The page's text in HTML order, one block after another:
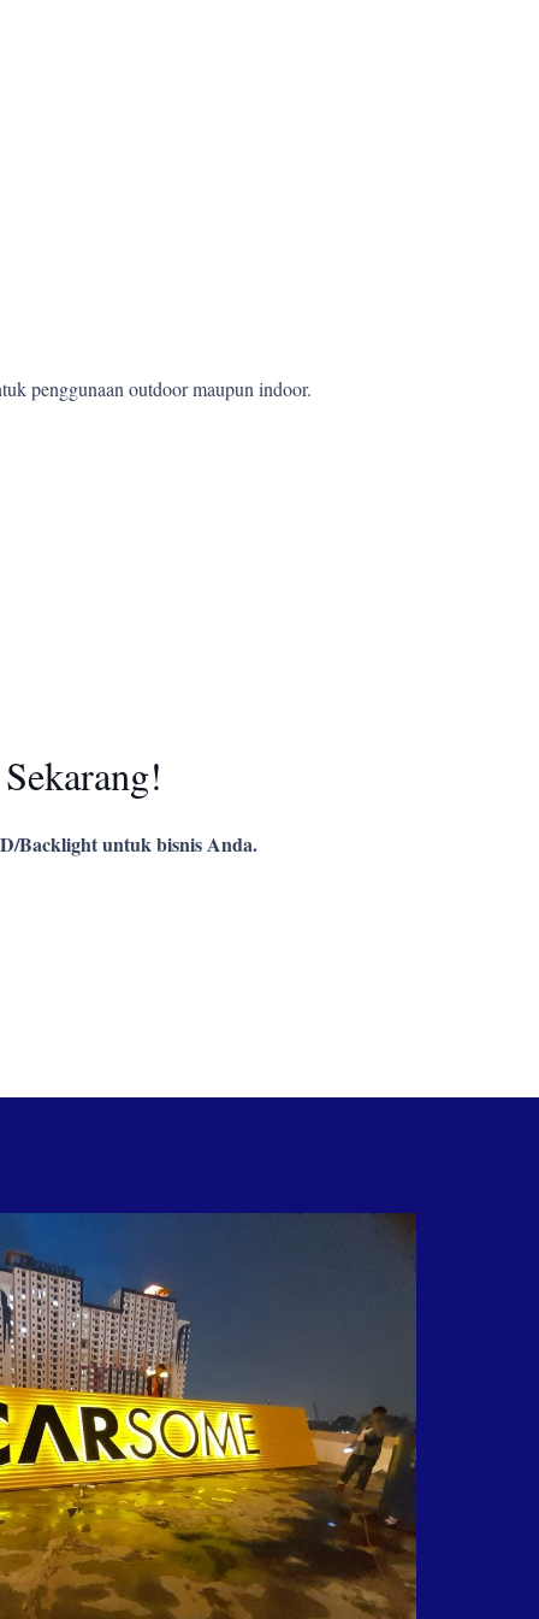
penggunaan outdoor maupun indoor.
Backlight untuk bisnis Anda.